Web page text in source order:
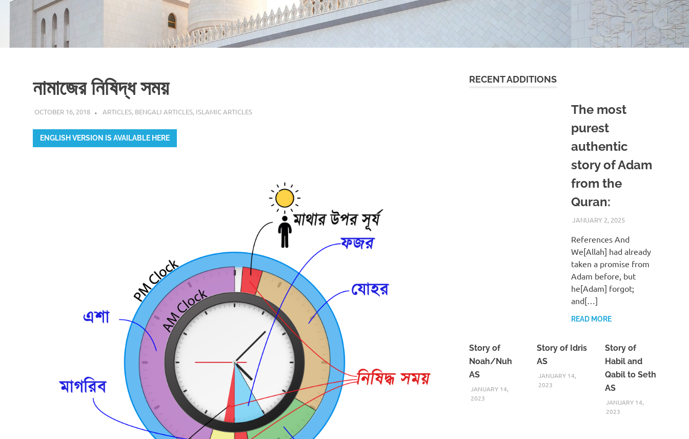
নামাজের নিষিদ্ধ সময়
OCTOBER 16, 2018 ISLAMINSIDER
ARTICLES, BENGALI ARTICLES, ISLAMIC ARTICLES
ENGLISH VERSION IS AVAILABLE HERE
RECENT ADDITIONS
The most
purest
authentic
story of Adam
from the
Quran:
JANUARY 2, 2025
References And
We[Allah] had already
taken a promise from
Adam before, but
he[Adam] forgot;
and[…]
READ MORE
Story of
Noah/Nuh
AS
JANUARY 14,
2023
Story of Idris
AS
JANUARY 14,
2023
Story of
Habil and
Qabil to Seth
AS
JANUARY 14,
2023